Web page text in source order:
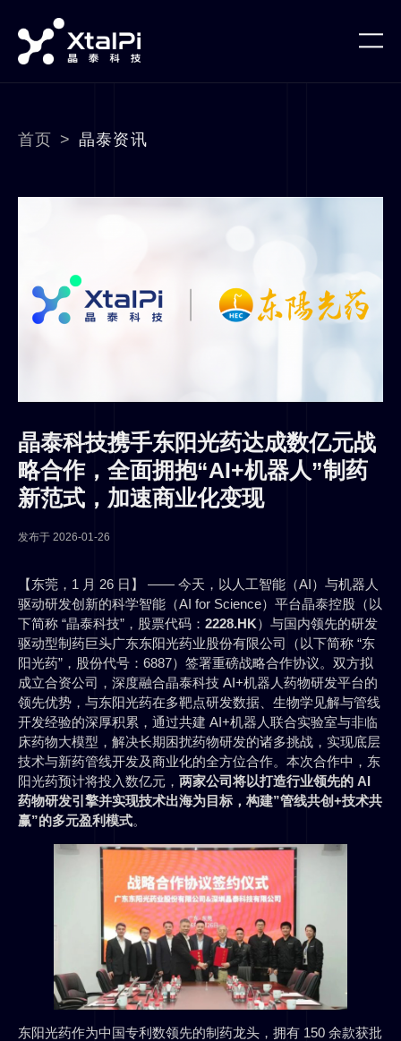
首页 > 晶泰资讯
晶泰科技携手东阳光药达成数亿元战
略合作，全面拥抱“AI+机器人”制药
新范式，加速商业化变现
发布于 2026-01-26
【东莞，1 月 26 日】 —— 今天，以人工智能（AI）与机器人
驱动研发创新的科学智能（AI for Science）平台晶泰控股（以
下简称 “晶泰科技”，股票代码： 2228.HK）与国内领先的研发
驱动型制药巨头广东东阳光药业股份有限公司（以下简称 “东
阳光药”，股份代号：6887）签署重磅战略合作协议。双方拟
成立合资公司，深度融合晶泰科技 AI+机器人药物研发平台的
领先优势，与东阳光药在多靶点研发数据、生物学见解与管线
开发经验的深厚积累，通过共建 AI+机器人联合实验室与非临
床药物大模型，解决长期困扰药物研发的诸多挑战，实现底层
技术与新药管线开发及商业化的全方位合作。本次合作中，东
阳光药预计将投入数亿元， 两家公司将以打造行业领先的 AI
药物研发引擎并实现技术出海为目标，构建”管线共创+技术共
赢”的多元盈利模式。
东阳光药作为中国专利数领先的制药龙头，拥有 150 余款获批